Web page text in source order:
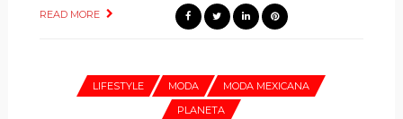
READ MORE
LIFESTYLE MODA
MODA MEXICANA
PLANETA